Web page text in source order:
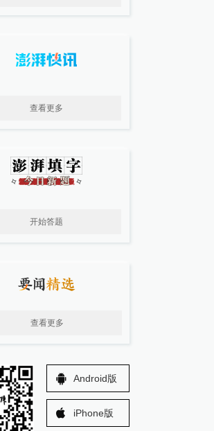
查看更多
开始答题
查看更多
Android版
iPhone版